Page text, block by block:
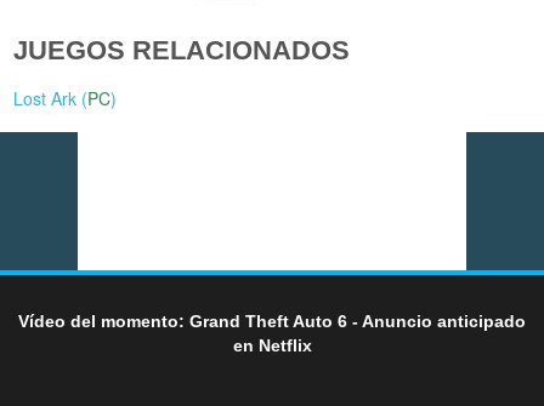
JUEGOS RELACIONADOS
Lost Ark (PC)
Vídeo del momento: Grand Theft Auto 6 - Anuncio anticipado
en Netflix